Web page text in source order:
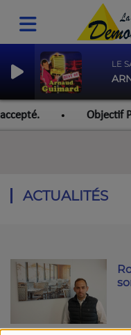
LE
Objectif
ACTUALITÉS